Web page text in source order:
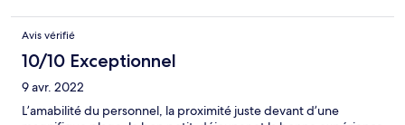
commerçant
Avis vérifié
10/10 Exceptionnel
9 avr. 2022
L’amabilité du personnel, la proximité juste devant d’une